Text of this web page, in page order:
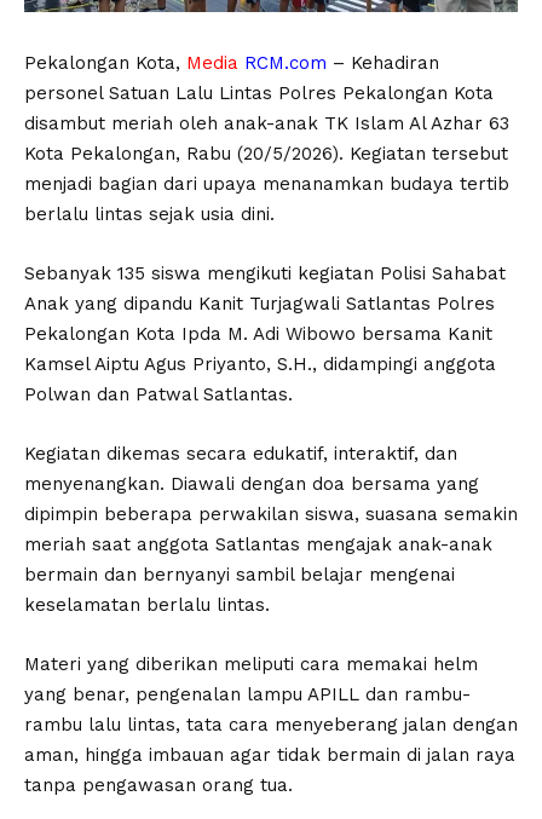
Pekalongan Kota, Media RCM.com – Kehadiran
personel Satuan Lalu Lintas Polres Pekalongan Kota
disambut meriah oleh anak-anak TK Islam Al Azhar 63
Kota Pekalongan, Rabu (20/5/2026). Kegiatan tersebut
menjadi bagian dari upaya menanamkan budaya tertib
berlalu lintas sejak usia dini.
Sebanyak 135 siswa mengikuti kegiatan Polisi Sahabat
Anak yang dipandu Kanit Turjagwali Satlantas Polres
Pekalongan Kota Ipda M. Adi Wibowo bersama Kanit
Kamsel Aiptu Agus Priyanto, S.H., didampingi anggota
Polwan dan Patwal Satlantas.
Kegiatan dikemas secara edukatif, interaktif, dan
menyenangkan. Diawali dengan doa bersama yang
dipimpin beberapa perwakilan siswa, suasana semakin
meriah saat anggota Satlantas mengajak anak-anak
bermain dan bernyanyi sambil belajar mengenai
keselamatan berlalu lintas.
Materi yang diberikan meliputi cara memakai helm
yang benar, pengenalan lampu APILL dan rambu-
rambu lalu lintas, tata cara menyeberang jalan dengan
aman, hingga imbauan agar tidak bermain di jalan raya
tanpa pengawasan orang tua.